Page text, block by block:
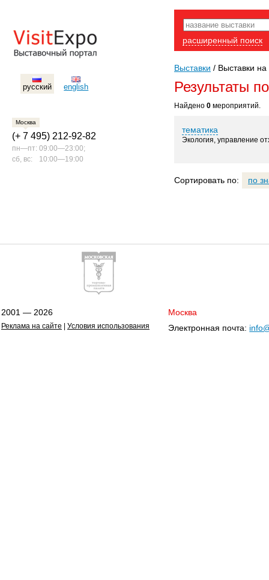
русский english
Москва
(+ 7 495) 212-92-82
пн—пт: 09:00—23:00;
сб, вс:
10:00—19:00
расширенный поиск
Выставки / Выставки на
Результаты
Найдено 0 мероприятий.
тематика
Экология, управление
Сортировать по: по
2001 — 2026
Реклама на сайте Условия использования
Москва
Электронная почта: